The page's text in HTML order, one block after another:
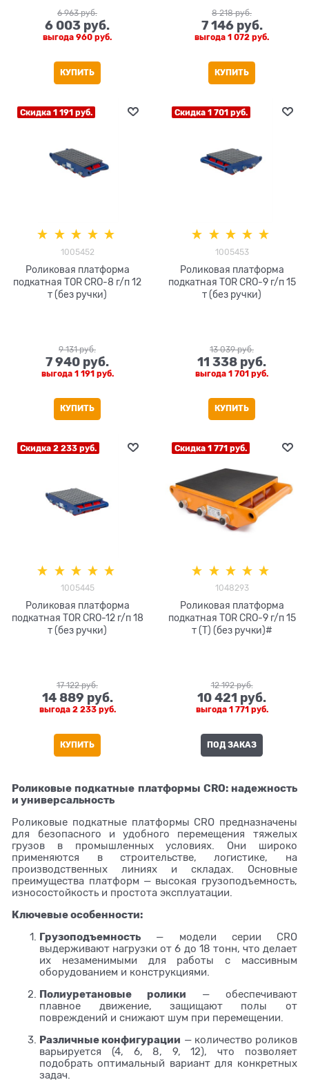
6 963 руб.
6 003 руб.
выгода 960 руб.
КУПИТЬ
8 218 руб.
7 146 руб.
выгода 1 072 руб.
КУПИТЬ
Скидка 1 191 руб.
1005452
Роликовая платформа
подкатная TOR CRO-8 г/п 12
т (без ручки)
9 131 руб.
7 940 руб.
выгода 1 191 руб.
КУПИТЬ
Скидка 1 701 руб.
1005453
Роликовая платформа
подкатная TOR CRO-9 г/п 15
т (без ручки)
13 039 руб.
11 338 руб.
выгода 1 701 руб.
КУПИТЬ
Скидка 2 233 руб.
1005445
Роликовая платформа
подкатная TOR CRO-12 г/п 18
т (без ручки)
17 122 руб.
14 889 руб.
выгода 2 233 руб.
КУПИТЬ
Скидка 1 771 руб.
1048293
Роликовая платформа
подкатная TOR CRO-9 г/п 15
т (T) (без ручки)#
12 192 руб.
10 421 руб.
выгода 1 771 руб.
ПОД ЗАКАЗ
Роликовые подкатные платформы CRO: надежность
и универсальность
Роликовые подкатные платформы CRO предназначены
для безопасного и удобного перемещения тяжелых
грузов в промышленных условиях. Они широко
применяются в строительстве, логистике, на
производственных линиях и складах. Основные
преимущества платформ — высокая грузоподъемность,
износостойкость и простота эксплуатации.
Ключевые особенности:
Грузоподъемность — модели серии CRO
выдерживают нагрузки от 6 до 18 тонн, что делает
их незаменимыми для работы с массивным
оборудованием и конструкциями.
Полиуретановые ролики — обеспечивают
плавное движение, защищают полы от
повреждений и снижают шум при перемещении.
Различные конфигурации — количество роликов
варьируется (4, 6, 8, 9, 12), что позволяет
подобрать оптимальный вариант для конкретных
задач.